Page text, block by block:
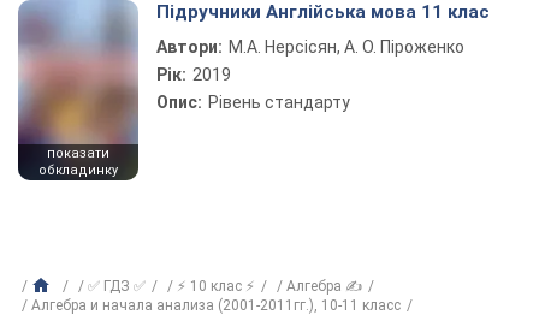
показати
обкладинку
Підручники Англійська мова 11 клас
Автори: М.А. Нерсісян, А. О. Піроженко
Рік: 2019
Опис: Рівень стандарту
✅ ГДЗ ✅ ⚡ 10 клас ⚡
Алгебра ✍
Алгебра и начала анализа (2001-2011гг.), 10-11 класс